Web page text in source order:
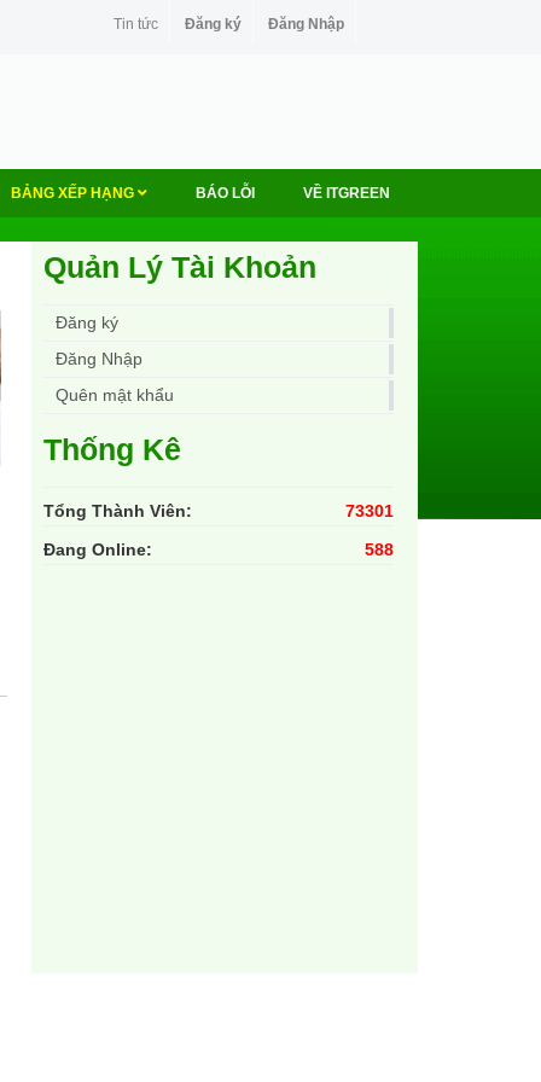
Tin tức Đăng ký Đăng Nhập
BẢNG XẾP HẠNG BÁO LỖI VỀ ITGREEN
Quản Lý Tài Khoản
Đăng ký
Đăng Nhập
Quên mật khẩu
Thống Kê
Tổng Thành Viên:
73301
Đang Online:
588